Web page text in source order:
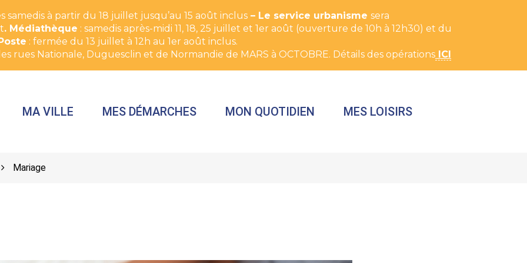
samedis à partir du 18 juillet jusqu’au 15 août inclus – Le service urbanisme sera
. Médiathèque : samedis après-midi 11, 18, 25 juillet et 1er août (ouverture de 10h à 12h30) et du
: fermée du 13 juillet à 12h au 1er août inclus.
rues Nationale, Duguesclin et de Normandie de MARS à OCTOBRE. Détails des opérations ICI
MA VILLE MES DÉMARCHES MON QUOTIDIEN MES LOISIRS
Mariage